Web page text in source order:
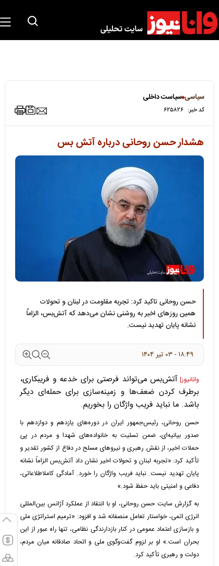
سیاسی سیاست داخلی
کد خبر: ۶۲۵۸۲۶
هشدار حسن روحانی درباره آتش بس
حسن روحانی تاکید کرد: تجربه مقاومت در لبنان و تحولات
همین روزهای اخیر به‌ روشنی نشان می‌دهد که آتش‌بس، الزاماً
نشانه پایان تهدید نیست.
۱۸:۴۹ - ۰۳ تير ۱۴۰۴
وانانیوز| آتش‌بس می‌تواند فرصتی برای خدعه و فریبکاری،
برطرف کردن ضعف‌ها و زمینه‌سازی برای حمله‌ای دیگر
باشد. ما نباید فریب واژگان را بخوریم.
حسن روحانی، رئیس‌جمهور ایران در دوره‌های یازدهم و دوازدهم با
صدور بیانیه‌ای، ضمن تسلیت به خانواده‌های شهدا و مردم در پی
حملات اخیر، از نقش رهبری و نیروهای مسلح در دفاع از کشور تقدیر و
تأکید کرد: «تجربه لبنان و تحولات اخیر نشان داد آتش‌بس الزاماً نشانه
پایان تهدید نیست. نباید فریب واژگان را خورد. آمادگی کاملاطلاعاتی،
دفاعی و امنیتی باید حفظ شود.»
به گزارش سایت حسن روحانی، او با انتقاد از عملکرد آژانس بین‌المللی
انرژی اتمی، خواستار تعامل منصفانه شد و افزود: «ترمیم استراتژی ملی
و بازسازی اعتماد عمومی در کنار بازدارندگی نظامی، تنها راه عبور از این
بحران است.» او بر لزوم گفت‌وگوی ملی و اتحاد صادقانه میان مردم،
دولت و رهبری تأکید کرد.